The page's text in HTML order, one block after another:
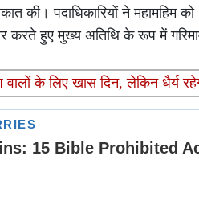
पदाधिकारियों ने महामहिम
करते हुए मुख्य अतिथि के रूप में
के लिए खास दिन, लेकिन धैर्य